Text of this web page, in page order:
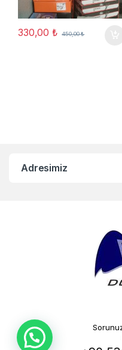
330,00₺ 450,00₺
Adresimiz